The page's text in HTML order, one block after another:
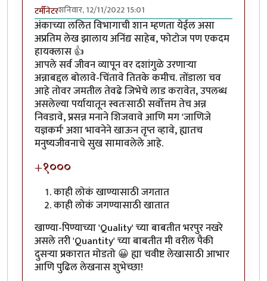
टर्मीनेटरशनिवार, 12/11/2022 15:01
अंकाच्या ललित विभागाची शान म्हणता येईल असा
अप्रतिम लेख झालाय अनिंद्य साहेब, फोटोज पण एकदम
हायक्लास 👍
आपले सर्व जीवन व्यापून वर दशांगुळे उरणाऱ्या
अन्नाबद्दल बोलावे-चिंतावे तितके कमीच. तोंडाला चव
आहे तोवर जमतील तेवढे जिभेचे लाड करावेत, उपलब्ध
असलेल्या पर्यायातून स्वतःसाठी सर्वोत्तम तेच अन्न
निवडावे, प्रसन्न मनाने शिजवावे आणि मग 'जाणिजे
यज्ञकर्म' अशा भावनेने खाऊन तृप्त व्हावे, ह्यातच
मनुष्यजीवनाचे सुख सामावलेले आहे.
+१०००
काही लोकं खाण्यासाठी जगतात
काही लोकं जगण्यासाठी खातात
खाण्या-पिण्याच्या 'Quality' च्या बाबतीत भरपुर नखरे
असले तरी 'Quantity' च्या बाबतीत मी वरील पैकी
दुसऱ्या प्रकारात मोडतो 😀 ह्या चवीष्ट लेखासाठी आभार
आणि पुढिल लेखनास शुभेच्छा!